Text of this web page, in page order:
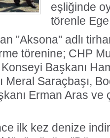
eşliğinde
törenle Ege
"Aksona" adlı
törenine; CHP
Başkanı
Meral Saraçbaşı,
Erman Aras
ilk kez denize